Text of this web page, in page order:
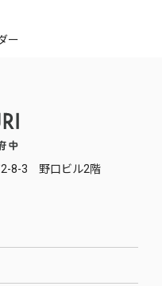
ー
8-3 野口ビル2階